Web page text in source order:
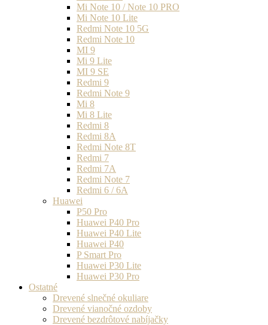
Mi Note 10 / Note 10 PRO
Mi Note 10 Lite
Redmi Note 10 5G
Redmi Note 10
MI 9
Mi 9 Lite
MI 9 SE
Redmi 9
Redmi Note 9
Mi 8
Mi 8 Lite
Redmi 8
Redmi 8A
Redmi Note 8T
Redmi 7
Redmi 7A
Redmi Note 7
Redmi 6 / 6A
Huawei
P50 Pro
Huawei P40 Pro
Huawei P40 Lite
Huawei P40
P Smart Pro
Huawei P30 Lite
Huawei P30 Pro
Ostatné
Drevené slnečné okuliare
Drevené vianočné ozdoby
Drevené bezdrôtové nabíjačky